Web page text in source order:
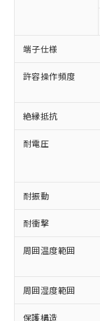
端子仕様
許容操作頻度
絶縁抵抗
耐電圧
耐振動
耐衝撃
周囲温度範囲
周囲湿度範囲
保護構造
以下の
(
在
対応予
定はあり
調査・
非含有の
非該当
害物質有
仕入先
いたも
むを得
鉛(Pb)
六価クロ
類(PBB)
(PBDE)
ル)
ルベンジ
（DBP）
(DIBP)
但し、
フタル酸エ
※1 中
「○」
基準値以
「×」
基準値
「－」
Cr(Ⅵ)(六
ニル類) :
ル類) :
DBP(フタ
イソブチ
ル) :
為
い
○